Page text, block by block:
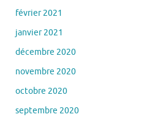
février 2021
janvier 2021
décembre 2020
novembre 2020
octobre 2020
septembre 2020